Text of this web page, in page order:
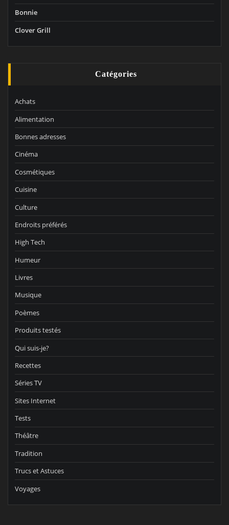
Bonnie
Clover Grill
Catégories
Achats
Alimentation
Bonnes adresses
Cinéma
Cosmétiques
Cuisine
Culture
Endroits préférés
High Tech
Humeur
Livres
Musique
Poèmes
Produits testés
Qui suis-je?
Recettes
Séries TV
Sites Internet
Tests
Théâtre
Tradition
Trucs et Astuces
Voyages